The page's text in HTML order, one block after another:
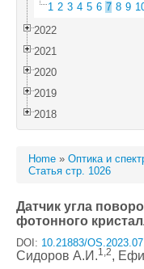
1 2 3 4 5 6 7 8 9
2022
2021
2020
2019
2018
Home » Оптика и
Статья стр. 1026
Датчик угла
фотонного
DOI: 10.21883/
Сидоров А.И.1,2,